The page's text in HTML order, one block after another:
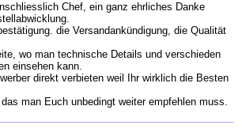
Chef, ein ganz ehrliches Danke
die Versandankündigung, die Qualität
wo man technische Details und verschieden
einsehen kann.
direkt verbieten weil Ihr wirklich die Besten
man Euch unbedingt weiter empfehlen muss.